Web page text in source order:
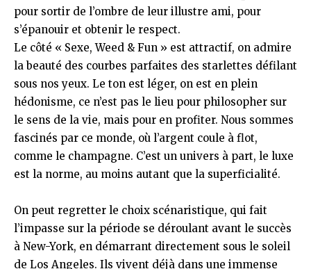
pour sortir de l’ombre de leur illustre ami, pour
s’épanouir et obtenir le respect.
Le côté « Sexe, Weed & Fun » est attractif, on admire
la beauté des courbes parfaites des starlettes défilant
sous nos yeux. Le ton est léger, on est en plein
hédonisme, ce n’est pas le lieu pour philosopher sur
le sens de la vie, mais pour en profiter. Nous sommes
fascinés par ce monde, où l’argent coule à flot,
comme le champagne. C’est un univers à part, le luxe
est la norme, au moins autant que la superficialité.
On peut regretter le choix scénaristique, qui fait
l’impasse sur la période se déroulant avant le succès
à New-York, en démarrant directement sous le soleil
de Los Angeles. Ils vivent déjà dans une immense